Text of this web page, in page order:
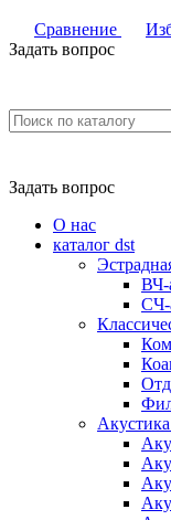
Сравнение
Задать вопрос
Задать вопрос
О нас
каталог dst
ВЧ-
СЧ-